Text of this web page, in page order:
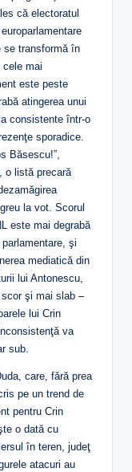
că electoratul
se transformă în
cele mai
este peste
atingerea unui
consistente într-o
sporadice.
Băsescu!”,
o listă precară
la vot. Scorul
este mai degrabă
şi
mediatică din
lui Antonescu,
şi mai slab –
lui Crin
va
sub.
care, fără prea
pe un trend de
pentru Crin
o dată cu
în teren, judeţ
atacuri au